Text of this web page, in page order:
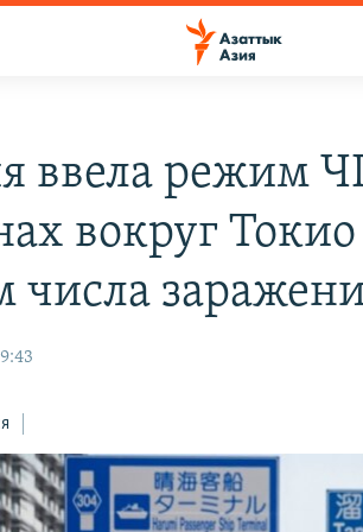
ввела режим
вокруг Токио
числа